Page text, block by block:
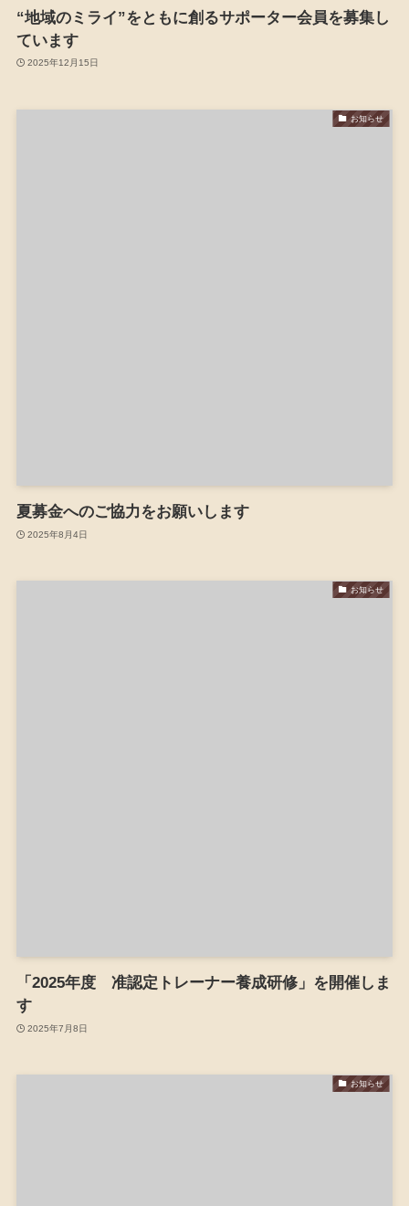
“地域のミライ”をともに創るサポーター会員を募集し
ています
2025年12月15日
お知らせ
夏募金へのご協力をお願いします
2025年8月4日
お知らせ
「2025年度 准認定トレーナー養成研修」を開催しま
す
2025年7月8日
お知らせ